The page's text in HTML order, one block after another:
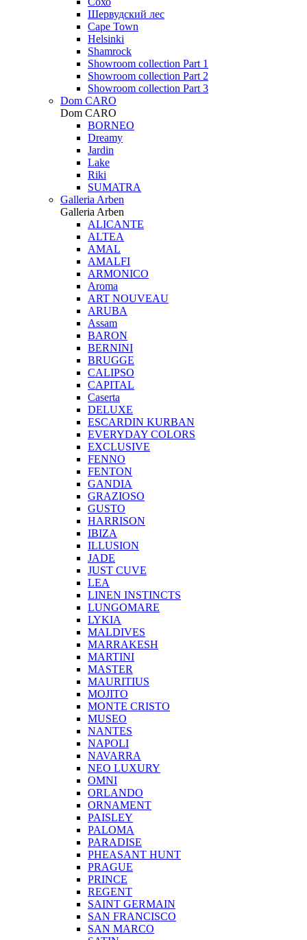
Шервудский лес
Cape Town
Helsinki
Shamrock
Showroom collection Part 1
Showroom collection Part 2
Showroom collection Part 3
Dom CARO
Dom CARO
BORNEO
Dreamy
Jardin
Lake
Riki
SUMATRA
Galleria Arben
Galleria Arben
ALICANTE
ALTEA
AMAL
AMALFI
ARMONICO
Aroma
ART NOUVEAU
ARUBA
Assam
BARON
BERNINI
BRUGGE
CALIPSO
CAPITAL
Caserta
DELUXE
ESCARDIN KURBAN
EVERYDAY COLORS
EXCLUSIVE
FENNO
FENTON
GANDIA
GRAZIOSO
GUSTO
HARRISON
IBIZA
ILLUSION
JADE
JUST CUVE
LEA
LINEN INSTINCTS
LUNGOMARE
LYKIA
MALDIVES
MARRAKESH
MARTINI
MASTER
MAURITIUS
MOJITO
MONTE CRISTO
MUSEO
NANTES
NAPOLI
NAVARRA
NEO LUXURY
OMNI
ORLANDO
ORNAMENT
PAISLEY
PALOMA
PARADISE
PHEASANT HUNT
PRAGUE
PRINCE
REGENT
SAINT GERMAIN
SAN FRANCISCO
SAN MARCO